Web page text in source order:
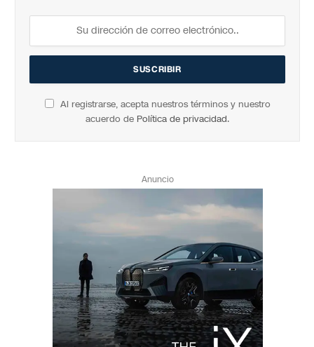
Al registrarse, acepta nuestros términos y nuestro
acuerdo de Política de privacidad.
Anuncio